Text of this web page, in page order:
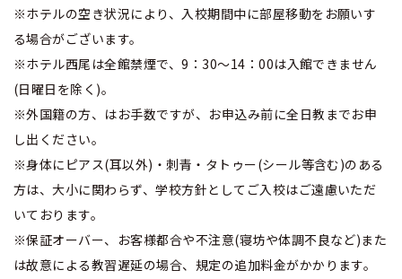
※ホテルの空き状況により、入校期間中に部屋移動をお願いす
る場合がございます。
※ホテル西尾は全館禁煙で、9：30～14：00は入館できません
(日曜日を除く)。
※外国籍の方、はお手数ですが、お申込み前に全日教までお申
し出ください。
※身体にピアス(耳以外)・刺青・タトゥー(シール等含む)のある
方は、大小に関わらず、学校方針としてご入校はご遠慮いただ
いております。
※保証オーバー、お客様都合や不注意(寝坊や体調不良など)また
は故意による教習遅延の場合、規定の追加料金がかかります。